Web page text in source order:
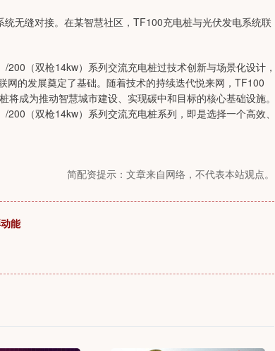
无缝对接。在某智慧社区，TF100充电桩与光伏发电系统联
（双枪14kw）系列交流充电桩过技术创新与场景化设计，
的发展奠定了基础。随着技术的持续迭代悦来网，TF100
将成为推动智慧城市建设、实现碳中和目标的核心基础设施。
（双枪14kw）系列交流充电桩系列，即是选择一个高效、
简配资提示：文章来自网络，不代表本站观点。
能